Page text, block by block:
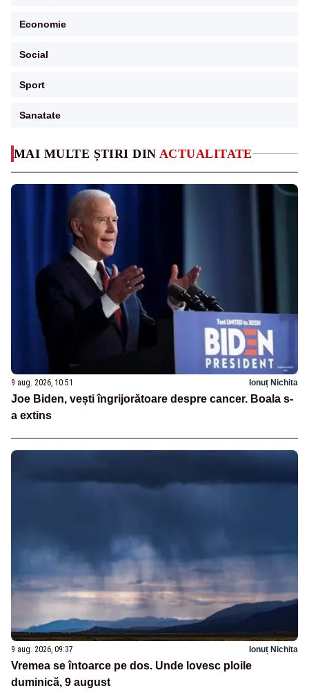
MAI MULTE ȘTIRI DIN ACTUALITATE
9 aug. 2026, 10:51 Ionuț Nichita
Joe Biden, vești îngrijorătoare despre cancer. Boala s-
a extins
9 aug. 2026, 09:37 Ionuț Nichita
Vremea se întoarce pe dos. Unde lovesc ploile
duminică, 9 august
Economie
Social
Sport
Sanatate